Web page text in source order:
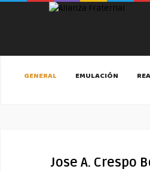
GENERAL EMULACIÓN
Jose A. Crespo